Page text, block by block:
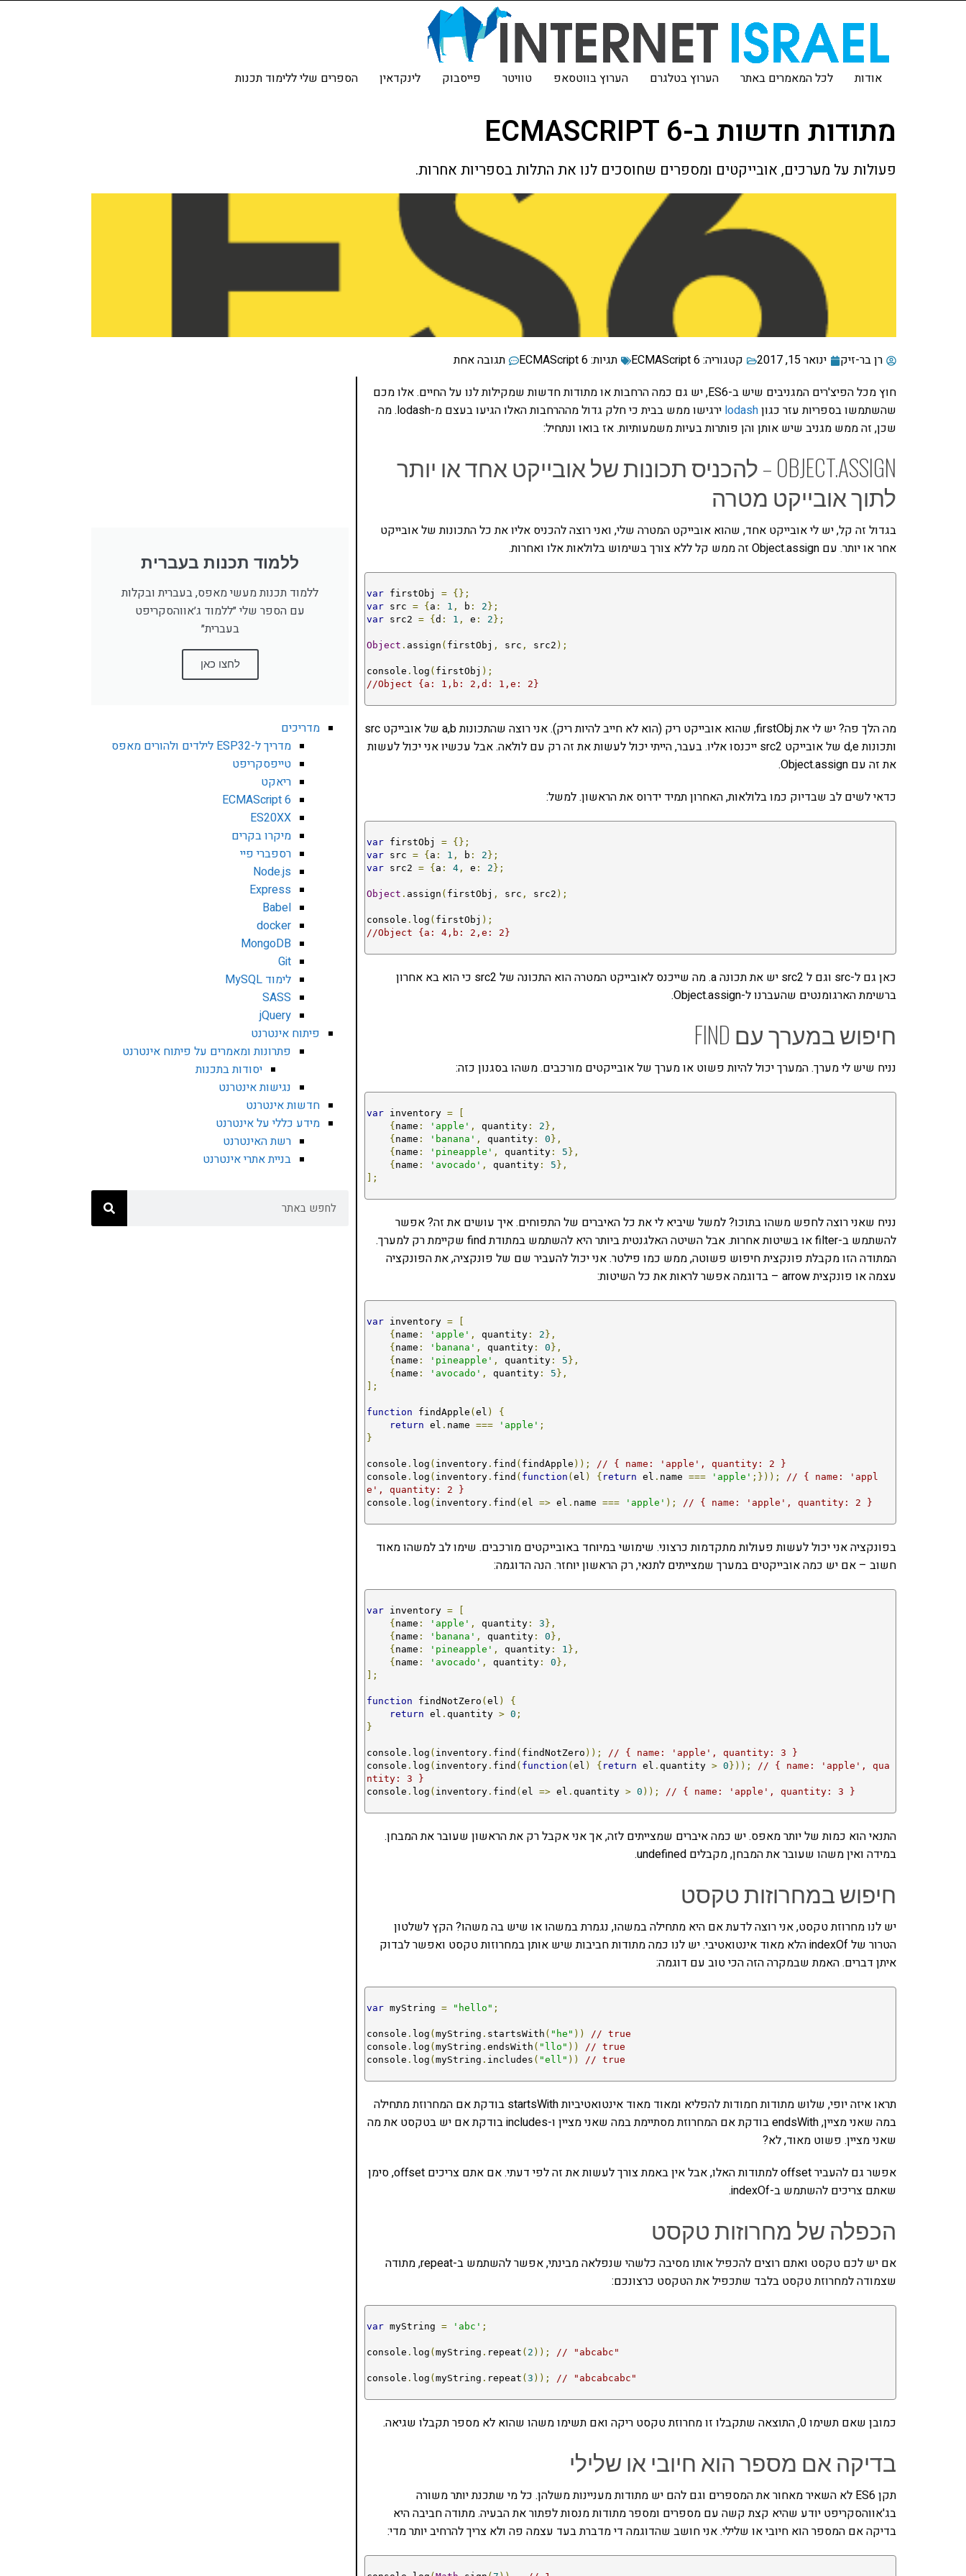
אודות לכל המאמרים באתר הערוץ בטלגרם הערוץ בווטסאפ טוויטר פייסבוק לינקדאין הספרים שלי ללימוד תכנות
מתודות חדשות ב-ECMASCRIPT 6
פעולות על מערכים, אובייקטים ומספרים שחוסכים לנו את התלות בספריות אחרות.
רן בר-זיק ינואר 15, 2017 קטגוריה:ECMAScript 6 תגיות:ECMAScript 6
תגובה אחת
חוץ מכל הפיצ'רים המגניבים שיש ב-ES6, יש גם כמה הרחבות או מתודות חדשות שמקילות לנו על החיים. אלו מכם
שהשתמשו בספריות עזר כגוןlodash
ירגישו ממש בבית כי חלק גדול מההרחבות האלו הגיעו בעצם מ-lodash. מה
שכן, זה ממש מגניב שיש אותן והן פותרות בעיות משמעותיות. אז בואו ונתחיל:
OBJECT.ASSIGN – להכניס תכונות של אובייקט אחד או יותר
לתוך אובייקט מטרה
בגדול זה קל, יש לי אובייקט אחד, שהוא אובייקט המטרה שלי, ואני רוצה להכניס אליו את כל התכונות של אובייקט
אחר או יותר. עם Object.assign זה ממש קל ללא צורך בשימוש בלולאות אלו ואחרות.
var firstObj = {};
var src = { a : 1 , b : 2 };
var src2 = {d : 1 , e : 2 };
Object . assign ( firstObj , src , src2 );
console . log ( firstObj );
//Object {a: 1,b: 2,d: 1,e: 2}
מה הלך פה? יש לי את firstObj, שהוא אובייקט ריק (הוא לא חייב להיות ריק). אני רוצה שהתכונות a,b של אובייקט src
ותכונות d,e של אובייקט src2 ייכנסו אליו. בעבר, הייתי יכול לעשות את זה רק עם לולאה. אבל עכשיו אני יכול לעשות
את זה עם Object.assign.
כדאי לשים לב שבדיוק כמו בלולאות, האחרון תמיד ידרוס את הראשון. למשל:
var firstObj = {};
var src = { a : 1 , b : 2 };
var src2 = { a : 4 , e : 2 };
Object . assign ( firstObj , src , src2 );
console . log ( firstObj );
//Object {a: 4,b: 2,e: 2}
כאן גם ל-src וגם ל src2 יש את תכונה a. מה שייכנס לאובייקט המטרה הוא התכונה של src2 כי הוא בא אחרון
ברשימת הארגומנטים שהעברנו ל-Object.assign.
חיפוש במערך עם FIND
נניח שיש לי מערך. המערך יכול להיות פשוט או מערך של אובייקטים מורכבים. משהו בסגנון כזה:
var inventory =
{ name : 'apple' , quantity : 2 },
{ name : 'banana' , quantity : 0 },
{ name : 'pineapple' , quantity : 5 },
{ name : 'avocado' , quantity : 5 },
];
נניח שאני רוצה לחפש משהו בתוכו? למשל שיביא לי את כל האיברים של התפוחים. איך עושים את זה? אפשר
להשתמש ב-filter או בשיטות אחרות. אבל השיטה האלגנטית ביותר היא להשתמש במתודת find שקיימת רק למערך.
המתודה הזו מקבלת פונקצית חיפוש פשוטה, ממש כמו פילטר. אני יכול להעביר שם של פונקציה, את הפונקציה
עצמה או פונקצית arrow – בדוגמה אפשר לראות את כל השיטות:
var inventory =
{ name : 'apple' , quantity : 2 },
{ name : 'banana' , quantity : 0 },
{ name : 'pineapple' , quantity : 5 },
{ name : 'avocado' , quantity : 5 },
];
function findApple (el )
{
return el . name === 'apple' ;
}
console . log ( inventory . find ( findApple ));
// { name: 'apple', quantity: 2 }
console . log ( inventory . find ( function (el ) { return el . name === 'apple' ;}));
// { name: 'appl
e', quantity: 2 }
console . log ( inventory . find (el => el . name === 'apple' ); // { name: 'apple', quantity: 2 }
בפונקציה אני יכול לעשות פעולות מתקדמות כרצוני. שימושי במיוחד באובייקטים מורכבים. שימו לב למשהו מאוד
חשוב – אם יש כמה אובייקטים במערך שמצייתים לתנאי, רק הראשון יוחזר. הנה הדוגמה:
var inventory =
{ name : 'apple' , quantity : 3 },
{ name : 'banana' , quantity : 0 },
{ name : 'pineapple' , quantity : 1 },
{ name : 'avocado' , quantity : 0 },
];
function findNotZero (el )
{
return el . quantity > 0 ;
}
console . log ( inventory . find ( findNotZero ));
// { name: 'apple', quantity: 3 }
console . log ( inventory . find ( function (el ) { return el . quantity > 0 }));
// { name: 'apple', qua
ntity: 3 }
console . log ( inventory . find (el => el . quantity > 0 )); // { name: 'apple', quantity: 3 }
התנאי הוא כמות של יותר מאפס. יש כמה איברים שמצייתים לזה, אך אני אקבל רק את הראשון שעובר את המבחן.
במידה ואין משהו שעובר את המבחן, מקבלים undefined.
חיפוש במחרוזות טקסט
יש לנו מחרוזת טקסט, אני רוצה לדעת אם היא מתחילה במשהו, נגמרת במשהו או שיש בה משהו? הקץ לשלטון
הטרור של indexOf הלא מאוד אינטואטיבי. יש לנו כמה מתודות חביבות שיש אותן במחרוזות טקסט ואפשר לבדוק
איתן דברים. האמת שבמקרה הזה הכי טוב עם דוגמה:
var myString = "hello" ;
console . log (myString . startsWith ( "he" ))
// true
console . log (myString .endsWith ( "llo" ))
// true
console . log (myString . includes ( "ell" )) // true
תראו איזה יופי, שלוש מתודות חמודות להפליא ומאוד מאוד אינטואטיביות startsWith בודקת אם המחרוזת מתחילה
במה שאני מציין, endsWith בודקת אם המחרוזת מסתיימת במה שאני מציין ו-includes בודקת אם יש בטקסט את מה
שאני מציין. פשוט מאוד, לא?
אפשר גם להעביר offset למתודות האלו, אבל אין באמת צורך לעשות את זה לפי דעתי. אם אתם צריכים offset, סימן
שאתם צריכים להשתמש ב-indexOf.
הכפלה של מחרוזות טקסט
אם יש לכם טקסט ואתם רוצים להכפיל אותו מסיבה כלשהי שנפלאה מבינתי, אפשר להשתמש ב-repeat, מתודה
שצמודה למחרוזת טקסט בלבד שתכפיל את הטקסט כרצונכם:
var myString = 'abc' ;
console . log (myString . repeat ( 2 )); // "abcabc"
console . log (myString . repeat (3 )); // "abcabcabc"
כמובן שאם תשימו 0, התוצאה שתקבלו זו מחרוזת טקסט ריקה ואם תשימו משהו שהוא לא מספר תקבלו שגיאה.
בדיקה אם מספר הוא חיובי או שלילי
תקן ES6 לא השאיר מאחור את המספרים וגם להם יש מתודות מעניינות משלהן. כל מי שתכנת יותר משורה
בג'אווהסקריפט יודע שהיא קצת קשה עם מספרים ומספר מתודות מנסות לפתור את הבעיה. מתודה חביבה היא
בדיקה אם המספר הוא חיובי או שלילי. אני חושב שהדוגמה די מדברת בעד עצמה פה ולא צריך להרחיב יותר מדי:
ללמוד תכנות בעברית
ללמוד תכנות מעשי מאפס, בעברית ובקלות
עם הספר שלי ״ללמוד ג׳אווהסקריפט
בעברית״
לחצו כאן
מדריכים
מדריך ל-ESP32 לילדים ולהורים מאפס
טייפסקריפט
ריאקט
ECMAScript 6
ES20XX
מיקרו בקרים
רספברי פיי
Node.js
Express
Babel
docker
MongoDB
Git
לימוד MySQL
SASS
jQuery
פיתוח אינטרנט
פתרונות ומאמרים על פיתוח אינטרנט
יסודות בתכנות
נגישות אינטרנט
חדשות אינטרנט
מידע כללי על אינטרנט
רשת האינטרנט
בניית אתרי אינטרנט